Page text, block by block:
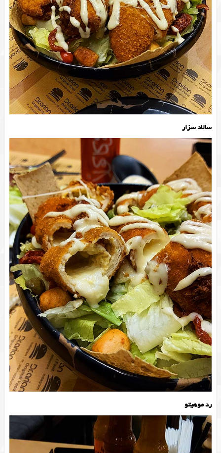
سالاد سزار
رد موهیتو